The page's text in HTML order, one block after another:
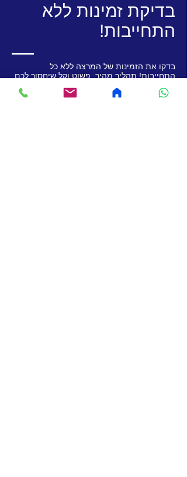
בדיקת זמינות ללא
התחייבות!
בדקו את הזמינות של המרצה ללא כל
התחייבות! תהליך מהיר, פשוט וקל שיחסוך לכם
שלכם.